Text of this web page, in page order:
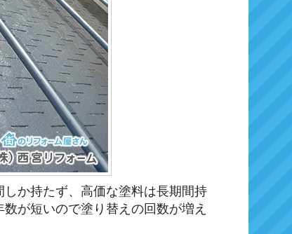
か持たず、高価な塗料は長期間持
が短いので塗り替えの回数が増え